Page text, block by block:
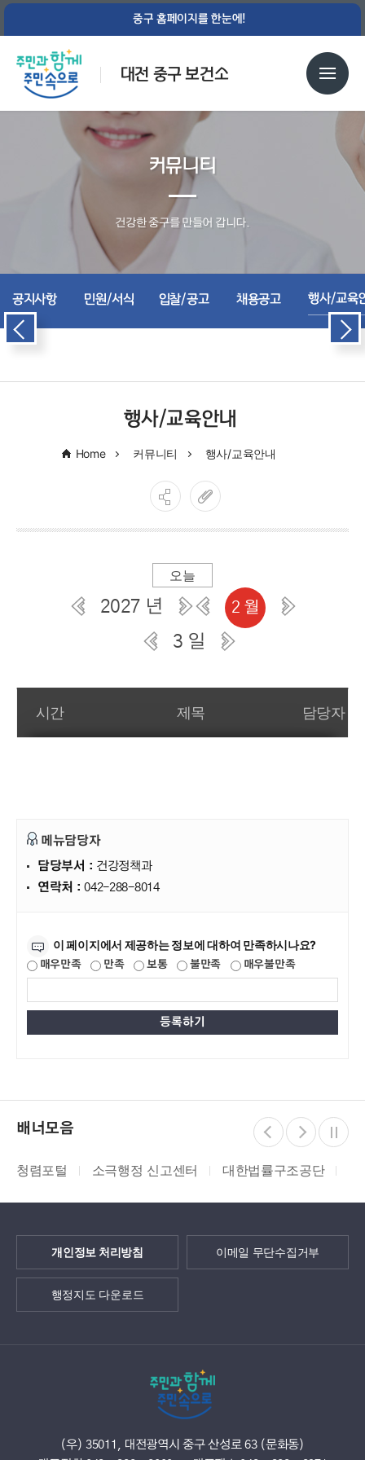
중구 홈페이지를 한눈에!
대전 중구 보건소
커뮤니티
건강한 중구를 만들어 갑니다.
공지사항 민원/서식 입찰/공고 채용공고 행사/교육
행사/교육안내
Home 커뮤니티 행사/교육안내
오늘
2027 년 2 월
3 일
일간 부서일정관리
시간 제목 담당자
메뉴담당자
담당부서 : 건강정책과
연락처 :042-288-8014
이 페이지에서 제공하는 정보에 대하여 만족하시나요?
매우만족 만족 보통 불만족 매우불만족
배너모음
청렴포털 소극행정 신고센터 대한법률구조공단
개인정보 처리방침 이메일 무단수집거부
행정지도 다운로드
(우) 35011, 대전광역시 중구 산성로 63 (문화동)